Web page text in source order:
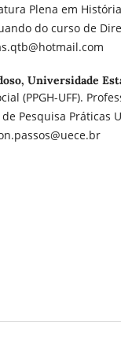
Plena em
do curso de
Universidade
(PPGH-UFF).
Pesquisa Práticas